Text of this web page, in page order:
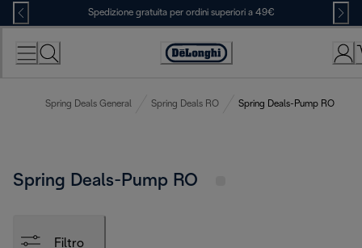
Skip
to
Content
Spedizione gratuita per ordini superiori a 49€
Accessibility
Spring Deals General Spring Deals RO Spring Deals-Pump RO
Spring Deals-Pump RO
Filtro